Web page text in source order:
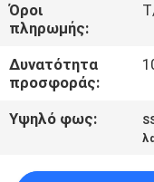
ΖΗΤΉΣΤΕ
ΈΝΑ
ΑΠΌΣΠΑΣΜΑ
Όροι
πληρωμής:
Δυνατότητα
προσφοράς:
Υψηλό φως: